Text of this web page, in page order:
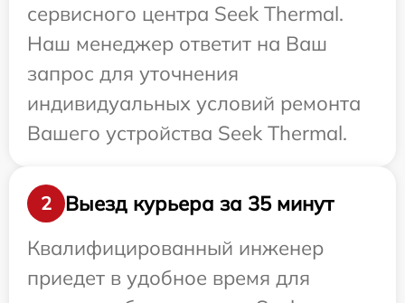
сервисного центра Seek Thermal.
Наш менеджер ответит на Ваш
запрос для уточнения
индивидуальных условий ремонта
Вашего устройства Seek Thermal.
2
Выезд курьера за 35 минут
Квалифицированный инженер
приедет в удобное время для